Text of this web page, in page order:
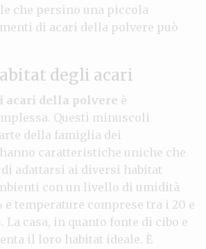
che persino una piccola
di acari della polvere può
degli acari
acari della polvere è
Questi minuscoli
della famiglia dei
caratteristiche uniche che
adattarsi ai diversi habitat
con un livello di umidità
temperature comprese tra i 20 e
La casa, in quanto fonte di cibo e
il loro habitat ideale. È